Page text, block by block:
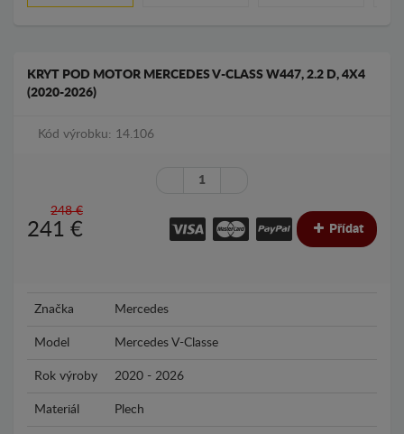
KRYT POD MOTOR MERCEDES V-CLASS W447, 2.2 D, 4X4
(2020-2026)
Kód výrobku: 14.106
248 €
241 € Přídat
Značka Mercedes
Model Mercedes V-Classe
Rok výroby 2020 - 2026
Materiál Plech